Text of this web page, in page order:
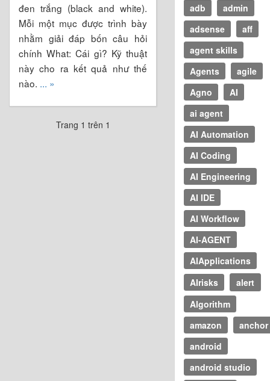
đen trắng (black and white).
Mỗi một mục được trình bày
nhằm giải đáp bốn câu hỏi
chính What: Cái gì? Kỹ thuật
này cho ra kết quả như thế
nào. ... »
Trang 1 trên 1
adb
admin
adsense
aff
agent skills
Agents
agile
Agno
AI
ai agent
AI Automation
AI Coding
AI Engineering
AI IDE
AI Workflow
AI-AGENT
AIApplications
AIrisks
alert
Algorithm
amazon
anchor
android
android studio